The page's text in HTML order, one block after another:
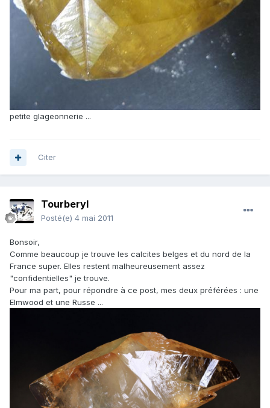
petite glageonnerie ...
Citer
Tourberyl
Posté(e) 4 mai 2011
Bonsoir,
Comme beaucoup je trouve les calcites belges et du nord de la
France super. Elles restent malheureusement assez
"confidentielles" je trouve.
Pour ma part, pour répondre à ce post, mes deux préférées : une
Elmwood et une Russe ...